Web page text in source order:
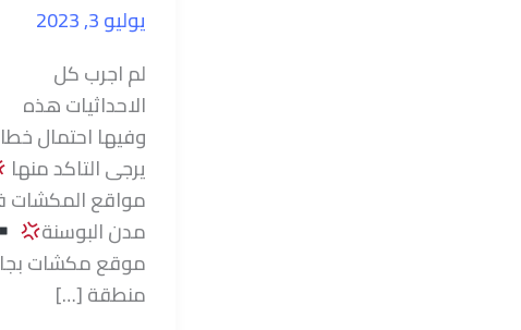
يوليو 3, 2023
لم اجرب كل
الاحداثيات هذه
وفيها احتمال
يرجى التاكد منها
مواقع المكشات
مدن البوسنة
موقع مكشات
منطقة […]